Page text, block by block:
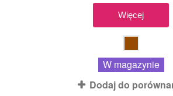
Więcej
W magazynie
Dodaj do